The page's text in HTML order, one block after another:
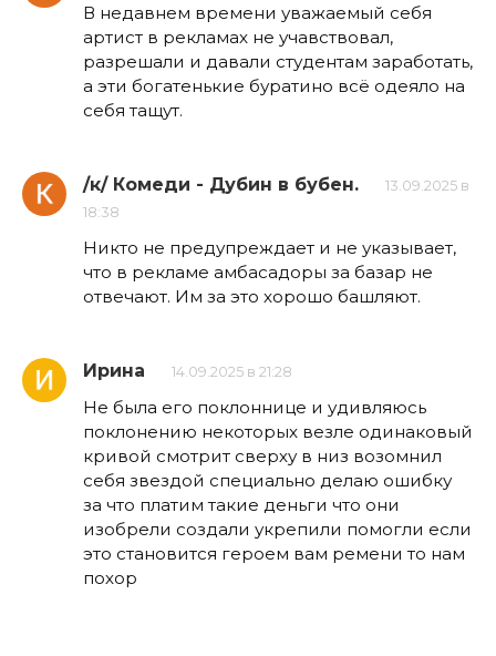
В недавнем времени уважаемый себя
артист в рекламах не учавствовал,
разрешали и давали студентам заработать,
а эти богатенькие буратино всё одеяло на
себя тащут.
/к/ Комеди - Дубин в бубен.
13.09.2025 в
18:38
Никто не предупреждает и не указывает,
что в рекламе амбасадоры за базар не
отвечают. Им за это хорошо башляют.
Ирина 14.09.2025 в 21:28
Не была его поклоннице и удивляюсь
поклонению некоторых везле одинаковый
кривой смотрит сверху в низ возомнил
себя звездой специально делаю ошибку
за что платим такие деньги что они
изобрели создали укрепили помогли если
это становится героем вам ремени то нам
похор